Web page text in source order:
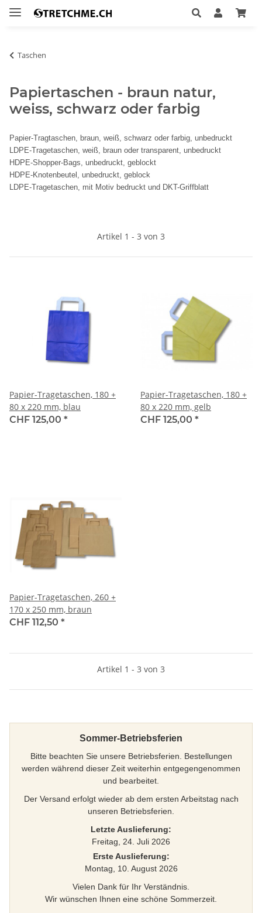
Taschen
Papiertaschen - braun natur,
weiss, schwarz oder farbig
Papier-Tragtaschen, braun, weiß, schwarz oder farbig, unbedruckt
LDPE-Tragetaschen, weiß, braun oder transparent, unbedruckt
HDPE-Shopper-Bags, unbedruckt, geblockt
HDPE-Knotenbeutel, unbedruckt, geblock
LDPE-Tragetaschen, mit Motiv bedruckt und DKT-Griffblatt
Artikel 1 - 3 von 3
Papier-Tragetaschen, 180 +
80 x 220 mm, blau
CHF 125,00 *
Papier-Tragetaschen, 180 +
80 x 220 mm, gelb
CHF 125,00 *
Papier-Tragetaschen, 260 +
170 x 250 mm, braun
CHF 112,50 *
Artikel 1 - 3 von 3
Sommer-Betriebsferien
Bitte beachten Sie unsere Betriebsferien. Bestellungen
werden während dieser Zeit weiterhin entgegengenommen
und bearbeitet.
Der Versand erfolgt wieder ab dem ersten Arbeitstag nach
unseren Betriebsferien.
Letzte Auslieferung:
Freitag, 24. Juli 2026
Erste Auslieferung:
Montag, 10. August 2026
Vielen Dank für Ihr Verständnis.
Wir wünschen Ihnen eine schöne Sommerzeit.